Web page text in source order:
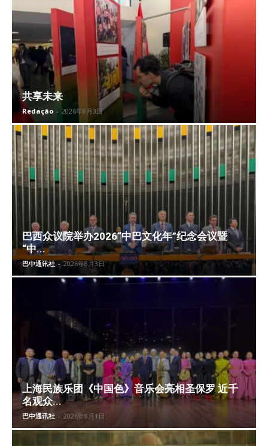
共享未来
Redação - 2026年8月3日
巴西众议院举办2026“中巴文化年”纪念会议暨
“中...
巴中通讯社 - 2026年8月3日
上海民族乐团《中国色》音乐会亮相圣保罗 近千
名观众...
巴中通讯社 - 2026年8月1日